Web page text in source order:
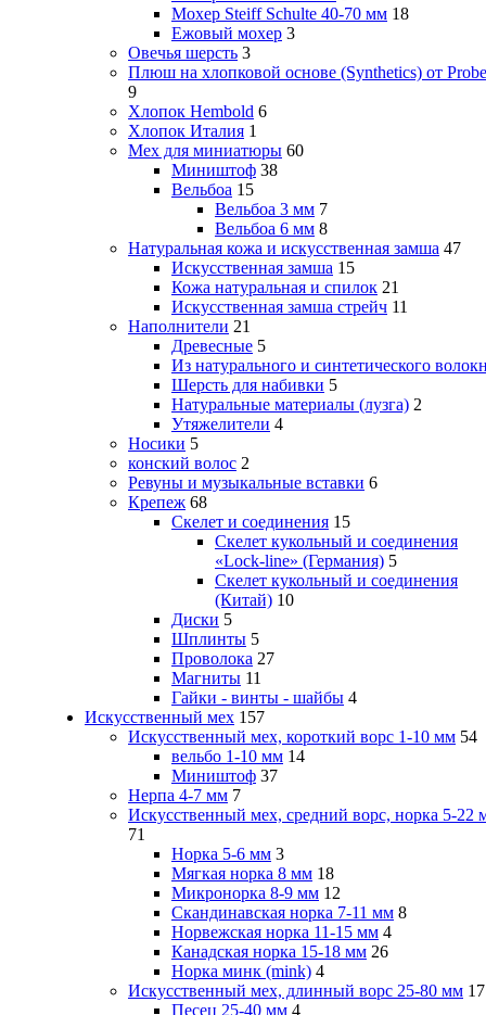
Мохер Steiff Schulte 40-70 мм 18
Ежовый мохер 3
Овечья шерсть 3
Плюш на хлопковой основе (Synthetics) от
9
Хлопок Hembold 6
Хлопок Италия 1
Мех для миниатюры 60
Миништоф 38
Вельбоа 15
Вельбоа 3 мм 7
Вельбоа 6 мм 8
Натуральная кожа и искусственная замша 47
Искусственная замша 15
Кожа натуральная и спилок 21
Искусственная замша стрейч 11
Наполнители 21
Древесные 5
Из натурального и синтетического
Шерсть для набивки 5
Натуральные материалы (лузга) 2
Утяжелители 4
Носики 5
конский волос 2
Ревуны и музыкальные вставки 6
Крепеж 68
Скелет и соединения 15
Скелет кукольный и соединения
«Lock-line» (Германия) 5
Скелет кукольный и соединения
(Китай) 10
Диски 5
Шплинты 5
Проволока 27
Магниты 11
Гайки - винты - шайбы 4
Искусственный мех 157
Искусственный мех, короткий ворс 1-10 мм 54
вельбо 1-10 мм 14
Миништоф 37
Нерпа 4-7 мм 7
Искусственный мех, средний ворс, норка 5-22
71
Норка 5-6 мм 3
Мягкая норка 8 мм 18
Микронорка 8-9 мм 12
Скандинавская норка 7-11 мм 8
Норвежская норка 11-15 мм 4
Канадская норка 15-18 мм 26
Норка минк (mink) 4
Искусственный мех, длинный ворс 25-80 мм 17
Песец 25-40 мм 4